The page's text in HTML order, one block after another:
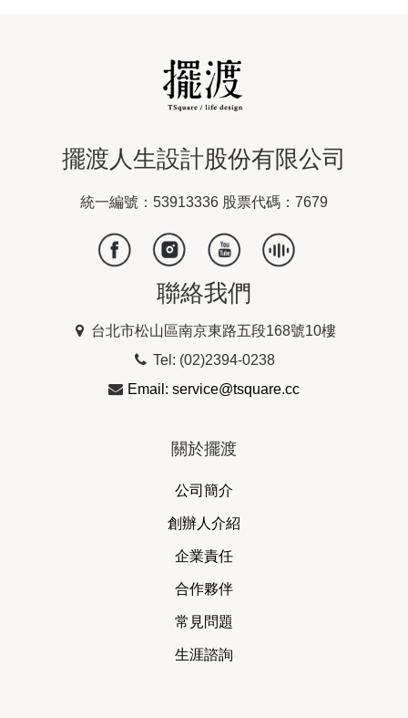
擺渡人生設計股份有限公司
統一編號：53913336 股票代碼：7679
聯絡我們
台北市松山區南京東路五段168號10樓
Tel: (02)2394-0238
Email: service@tsquare.cc
關於擺渡
公司簡介
創辦人介紹
企業責任
合作夥伴
常見問題
生涯諮詢